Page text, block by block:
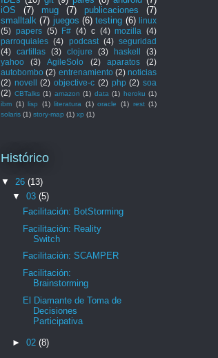
iOS
(7) mug (7) publicaciones
(7)
smalltalk (7) juegos (6) testing (6) linux
(5) papers (5) F# (4) c (4) mozilla
(4)
parroquiales (4) podcast (4) seguridad
(4)
cartillas (3) clojure (3) haskell
(3)
yahoo
(3) AgileSolo (2) aparatos
(2)
autobombo (2) entrenamiento (2) noticias
(2) novell (2) objective-c (2) php (2) soa
(2) CBTalks (1) amazon (1) data (1) heroku (1)
ibm (1) lisp (1) literatura (1) oracle (1) rest (1)
solaris (1) story-map (1) xp (1)
Histórico
▼ 26 (13)
▼ 03 (5)
Facilitación: BotStorming
Facilitación: Reality
Switch
Facilitación: SCAMPER
Facilitación:
Brainstorming
El Diamante de Toma de
Decisiones
Participativa
► 02 (8)